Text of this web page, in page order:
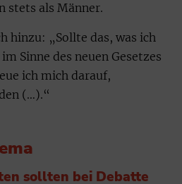
stets als Männer.
hinzu: „Sollte das, was ich
Sinne des neuen Gesetzes
ich mich darauf,
(…).“
sollten bei Debatte